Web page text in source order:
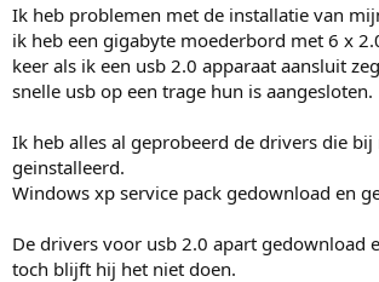
t
e
r
Ik heb problemen met de installatie van
ik heb een gigabyte moederbord met 6 x
keer als ik een usb 2.0 apparaat aansluit
snelle usb op een trage hun is aangesloten.
Ik heb alles al geprobeerd de drivers die
geinstalleerd.
Windows xp service pack gedownload en
De drivers voor usb 2.0 apart gedownload
toch blijft hij het niet doen.